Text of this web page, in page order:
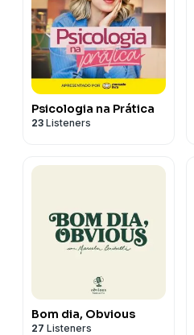
Psicologia na Prática
23 Listeners
Bom dia, Obvious
27 Listeners